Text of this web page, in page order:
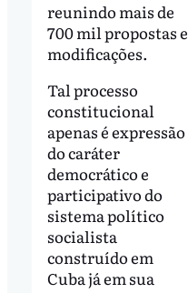
reunindo mais de
700 mil propostas e
modificações.
Tal processo
constitucional
apenas é expressão
do caráter
democrático e
participativo do
sistema político
socialista
construído em
Cuba já em sua